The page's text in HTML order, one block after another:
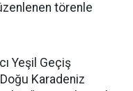
törenle
Yeşil Geçiş
Karadeniz